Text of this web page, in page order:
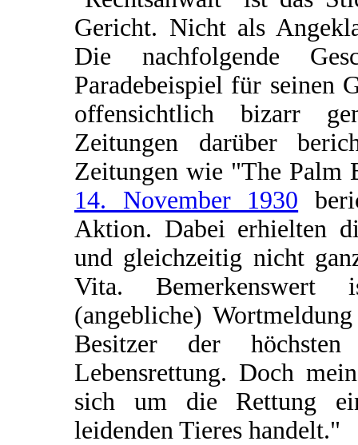
Gericht. Nicht als
Die nachfolgende
Paradebeispiel für seinen
offensichtlich bizarr
Zeitungen darüber
Zeitungen wie "The Palm
14. November 1930
Aktion. Dabei erhielten
und gleichzeitig nicht
Vita. Bemerkenswert
(angebliche)
Besitzer der
Lebensrettung. Doch
sich um die Rettung
leidenden Tieres handelt."